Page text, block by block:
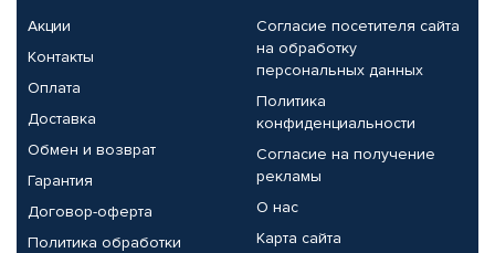
Акции
Контакты
Оплата
Доставка
Обмен и возврат
Гарантия
Договор-оферта
Политика обработки
Согласие посетителя сайта
на обработку
персональных данных
Политика
конфиденциальности
Согласие на получение
рекламы
О нас
Карта сайта